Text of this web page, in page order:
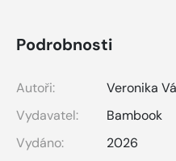
Podrobnosti
Autoři:
Veronika
Vydavatel:
Bambook
Vydáno:
2026